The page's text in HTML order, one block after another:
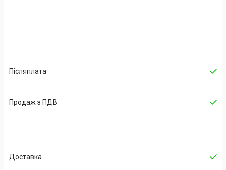
Післяплата
Продаж з ПДВ
Доставка